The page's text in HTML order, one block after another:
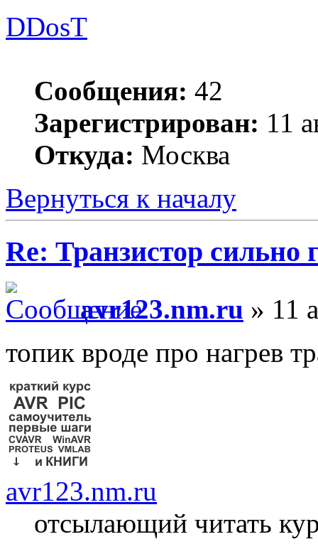
DDosT
Сообщения: 42
Зарегистрирован: 11
Откуда: Москва
Вернуться к началу
Re: Транзистор сильно
avr123.nm.ru » 11
топик вроде про нагрев
avr123.nm.ru
отсылающий читать